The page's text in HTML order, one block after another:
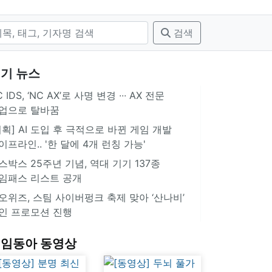
검색
뉴스
IDS, ‘NC AX’로 사명 변경 ∙∙∙ AX 전문
으로 탈바꿈
] AI 도입 후 극적으로 바뀐 게임 개발
프라인.. '한 달에 4개 런칭 가능'
박스 25주년 기념, 역대 기기 137종
패스 리스트 공개
위즈, 스팀 사이버펑크 축제 맞아 ‘산나비’
프로모션 진행
동아 동영상